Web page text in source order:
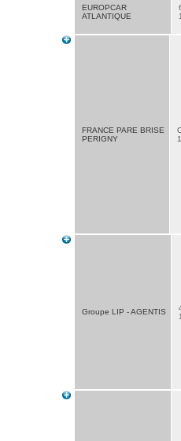
EUROPCAR
ATLANTIQUE
FRANCE PARE BRISE
PERIGNY
Groupe LIP - AGENTIS